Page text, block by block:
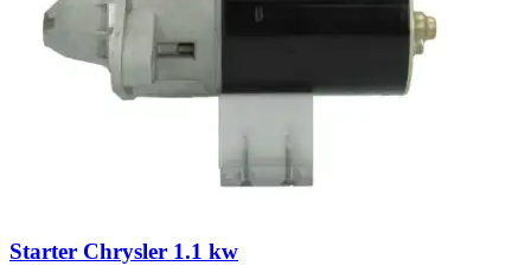
Starter Chrysler 1.1 kw